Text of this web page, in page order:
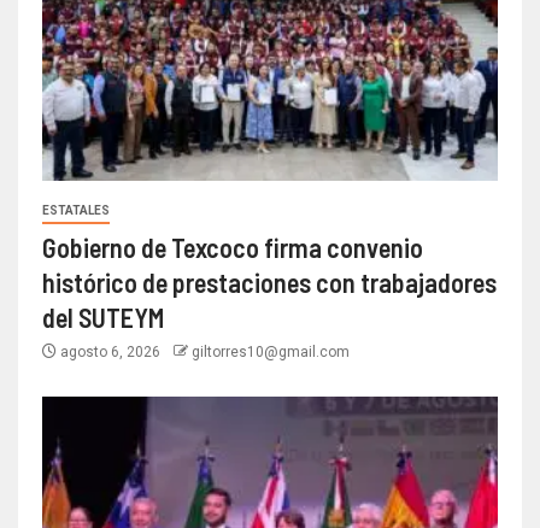
ESTATALES
Gobierno de Texcoco firma convenio
histórico de prestaciones con trabajadores
del SUTEYM
agosto 6, 2026 giltorres10@gmail.com